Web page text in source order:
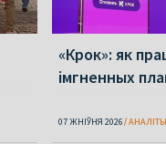
«Крок»: як
імгненных
07 ЖНІЎНЯ 2026